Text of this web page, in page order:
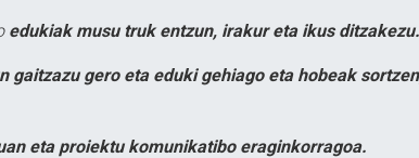
edukiak musu truk entzun, irakur eta ikus ditzakezu.
gaitzazu gero eta eduki gehiago eta hobeak
eta proiektu komunikatibo eraginkorragoa.